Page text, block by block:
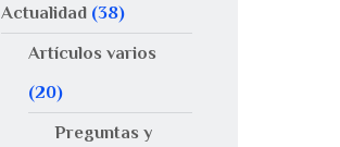
Actualidad (38)
Artículos varios
(20)
Preguntas y